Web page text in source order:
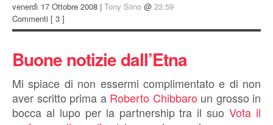
venerdì 17 Ottobre 2008 | Tony Siino @ 23:59
Commenti [ 3 ]
Buone notizie dall’Etna
Mi spiace di non essermi complimentato e di non
aver scritto prima a Roberto Chibbaroun grosso in
bocca al lupo per la partnership tra il suoVota il